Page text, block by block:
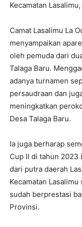
Kecamatan
Camat Lasalimu La
menyampaikan
oleh pemuda dari
Talaga Baru.
adanya turnamen
persaudraan dan
meningkatkan
Desa Talaga Baru.
Ia juga berharap
Cup II di tahun
dari putra daerah
Kecamatan
sudah berprestasi
Provinsi.